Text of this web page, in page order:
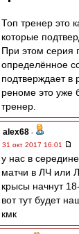
Топ тренер это
которые
При этом серия
определённое
подтверждает в
реноме это уже
тренер.
alex68 -
31 окт 2017 16:01
у нас в
матчи в ЛЧ или
крысы начнут
вот тут будет
кмк